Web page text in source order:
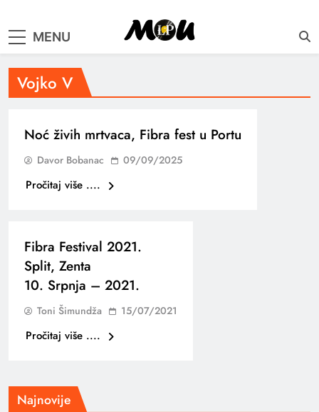
samo muzika i …..
MENU
Vojko V
Noć živih mrtvaca, Fibra fest u Portu
Davor Bobanac 09/09/2025
Pročitaj više ....
Fibra Festival 2021.
Split, Zenta
10. Srpnja – 2021.
Toni Šimundža 15/07/2021
Pročitaj više ....
Najnovije